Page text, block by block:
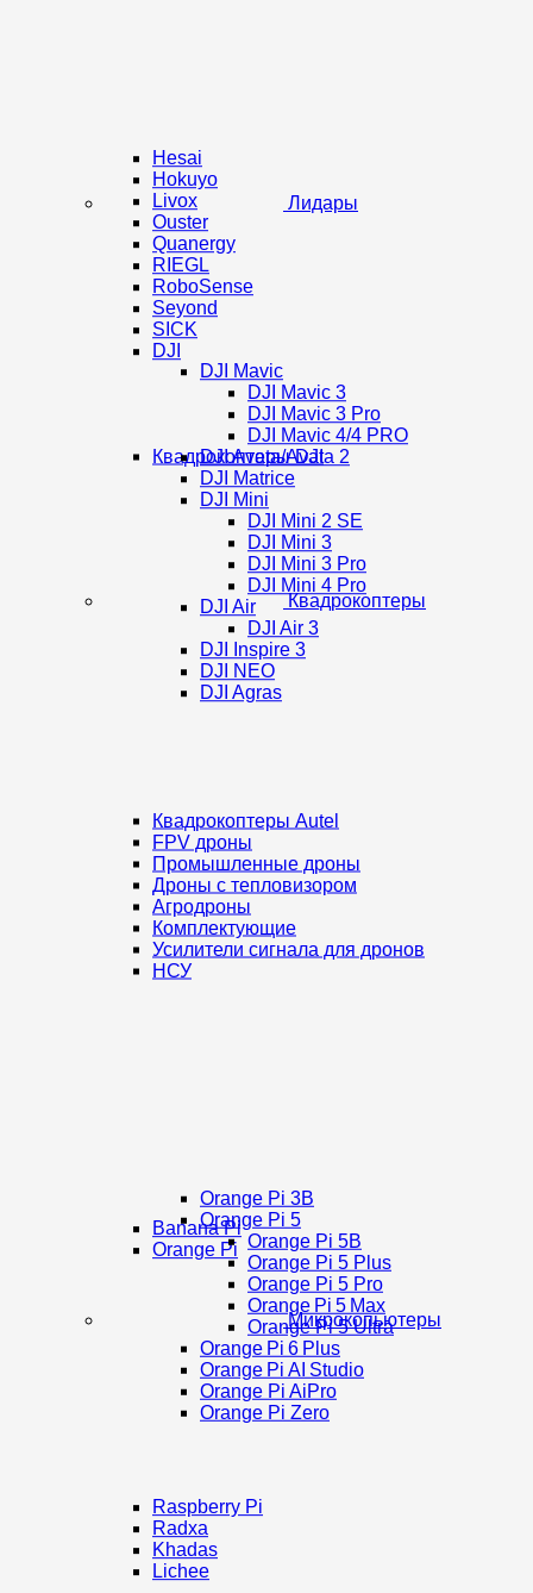
Лидары
Hesai
Hokuyo
Livox
Ouster
Quanergy
RIEGL
RoboSense
Seyond
SICK
DJI
Квадрокоптеры
Квадрокоптеры DJI
DJI Mavic
DJI Mavic 3
DJI Mavic 3 Pro
DJI Mavic 4/4 PRO
DJI Avata/Avata 2
DJI Matrice
DJI Mini
DJI Mini 2 SE
DJI Mini 3
DJI Mini 3 Pro
DJI Mini 4 Pro
DJI Air
DJI Air 3
DJI Inspire 3
DJI NEO
DJI Agras
Квадрокоптеры Autel
FPV дроны
Промышленные дроны
Дроны с тепловизором
Агродроны
Комплектующие
Усилители сигнала для дронов
НСУ
Микрокопьютеры
Banana Pi
Orange Pi
Orange Pi 3B
Orange Pi 5
Orange Pi 5B
Orange Pi 5 Plus
Orange Pi 5 Pro
Orange Pi 5 Max
Orange Pi 5 Ultra
Orange Pi 6 Plus
Orange Pi AI Studio
Orange Pi AiPro
Orange Pi Zero
Raspberry Pi
Radxa
Khadas
Lichee